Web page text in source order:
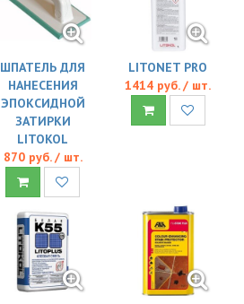
ШПАТЕЛЬ ДЛЯ
НАНЕСЕНИЯ
ЭПОКСИДНОЙ
ЗАТИРКИ
LITOKOL
870 руб. / шт.
LITONET PRO
1414 руб. / шт.